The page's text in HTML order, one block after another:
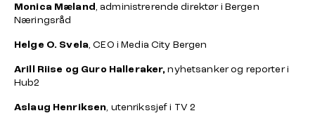
Monica Mæland , administrerende direktør i Bergen
Næringsråd
Helge O. Svela, CEO i Media City Bergen
Arill Riise og Guro Halleraker,nyhetsanker og reporter i
Hub2
Aslaug Henriksen , utenrikssjef i TV 2